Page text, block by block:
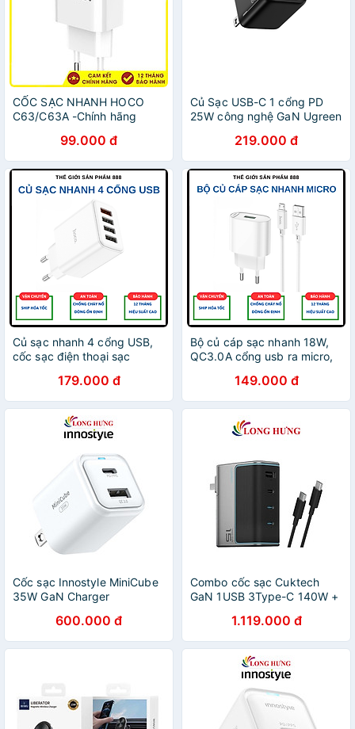
CỐC SẠC NHANH HOCO
C63/C63A -Chính hãng
99.000 đ
Củ Sạc USB-C 1 cổng PD
25W công nghệ GaN Ugreen
219.000 đ
Củ sạc nhanh 4 cổng USB,
cốc sạc điện thoại sạc
- Hàng chính hãng
179.000 đ
Bộ củ cáp sạc nhanh 18W,
QC3.0A cổng usb ra micro,
C109A - Hàng chính hãng
149.000 đ
Cốc sạc Innostyle MiniCube
35W GaN Charger
600.000 đ
Combo cốc sạc Cuktech
GaN 1USB 3Type-C 140W +
AD1404U - Hàng chính hãng
1.119.000 đ